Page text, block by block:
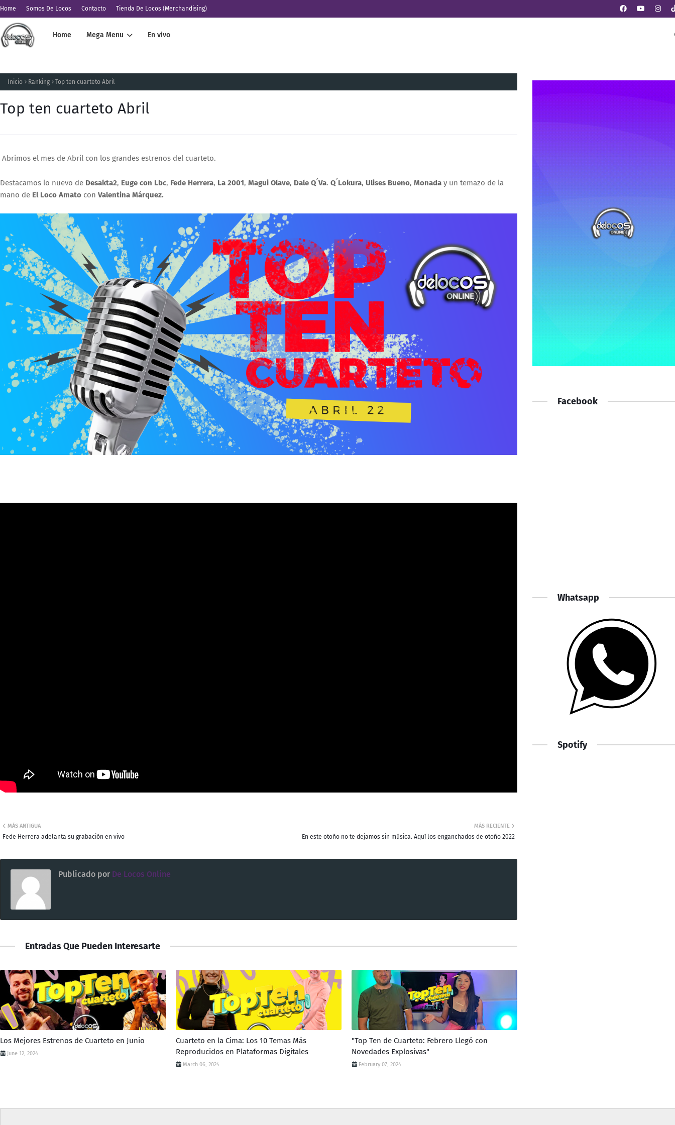
Home Somos De Locos Contacto Tienda De Locos (Merchandising)
Home Mega Menu En vivo
Inicio Ranking Top ten cuarteto Abril
Top ten cuarteto Abril
Abrimos el mes de Abril con los grandes estrenos del cuarteto.
Destacamos lo nuevo de Desakta2, Euge con Lbc, Fede Herrera, La 2001, Magui Olave, Dale Q´Va. Q´Lokura, Ulises Bueno, Monada y un temazo de la
mano de El Loco Amato con Valentina Márquez.
MÁS RECIENTE
En este otoño no te dejamos sin música. Aquí los enganchados de otoño 2022
MÁS ANTIGUA
Fede Herrera adelanta su grabación en vivo
Publicado por De Locos Online
Entradas Que Pueden Interesarte
Los Mejores Estrenos de Cuarteto en Junio
June 12, 2024
Cuarteto en la Cima: Los 10 Temas Más
Reproducidos en Plataformas Digitales
March 06, 2024
"Top Ten de Cuarteto: Febrero Llegó con
Novedades Explosivas"
February 07, 2024
Facebook
Whatsapp
Spotify